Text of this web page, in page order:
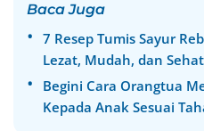
Baca Juga
7 Resep Tumis Sayur
Lezat, Mudah, dan
Begini Cara Orangtua
Kepada Anak Sesuai